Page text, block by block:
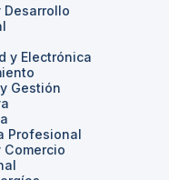
Desarrollo
y Electrónica
Gestión
Profesional
Comercio